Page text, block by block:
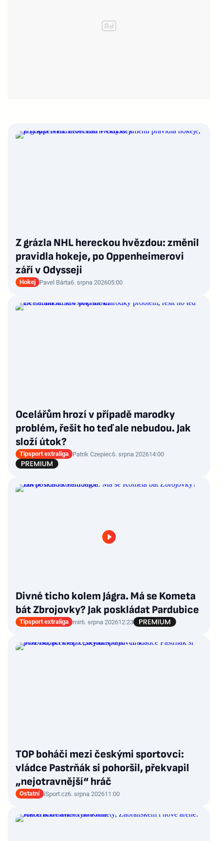
Z grázla NHL hereckou hvězdou: změnil
pravidla hokeje, po Oppenheimerovi
září v Odysseji
Hokej Pavel Bárta6. srpna 202605:00
Ocelářům hrozí v případě marodky
problém, řešit ho teď ale nebudou. Jak
složí útok?
Tipsport extraliga Patrik Czepiec6. srpna 202614:00
Divné ticho kolem Jágra. Má se Kometa
bát Zbrojovky? Jak poskládat Pardubice
Tipsport extraliga mir6. srpna 202612:23
TOP boháči mezi českými sportovci:
vládce Pastrňák si pohoršil, překvapil
„nejotravnější“ hráč
Ostatní iSport.cz6. srpna 202611:00